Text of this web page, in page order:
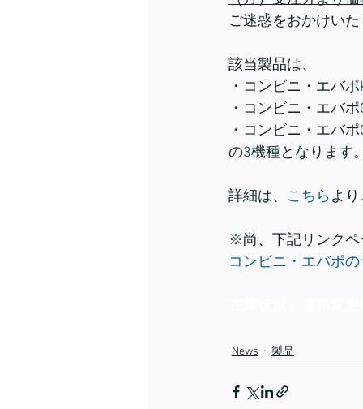
ご迷惑をおかけい
該当製品は、
・コンビニ・エバポ
・コンビニ・エバ
・コンビニ・エバ
の3機種となります
詳細は、 こちらよ
※尚、下記リンクペ
コンビニ・エバポ
News 製品